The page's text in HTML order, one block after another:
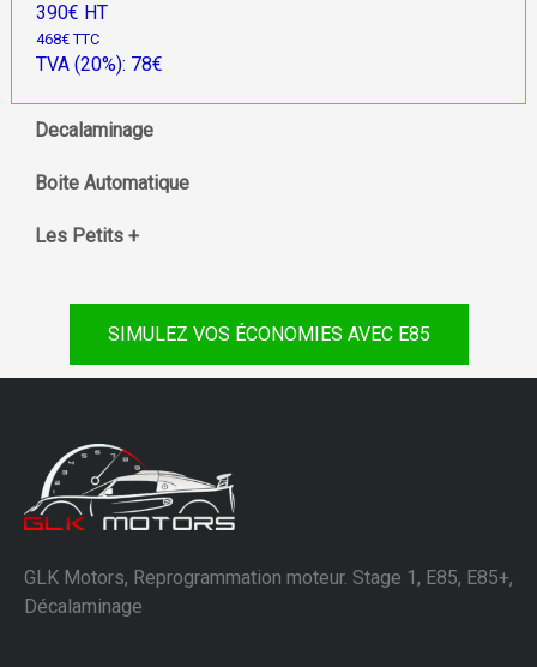
390€ HT
468€ TTC
TVA (20%): 78€
Decalaminage
Boite Automatique
Les Petits +
SIMULEZ VOS ÉCONOMIES AVEC E85
GLK Motors, Reprogrammation moteur. Stage 1, E85, E85+,
Décalaminage